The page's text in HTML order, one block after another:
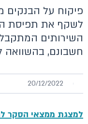
לשקף את תפיסת
השירותים
חשבונם, בהשוואה
20/12/2022
למצגת ממצאי הסקר